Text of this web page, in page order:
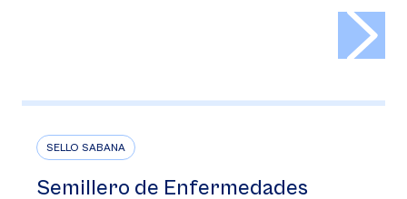
SELLO SABANA
Semillero de Enfermedades